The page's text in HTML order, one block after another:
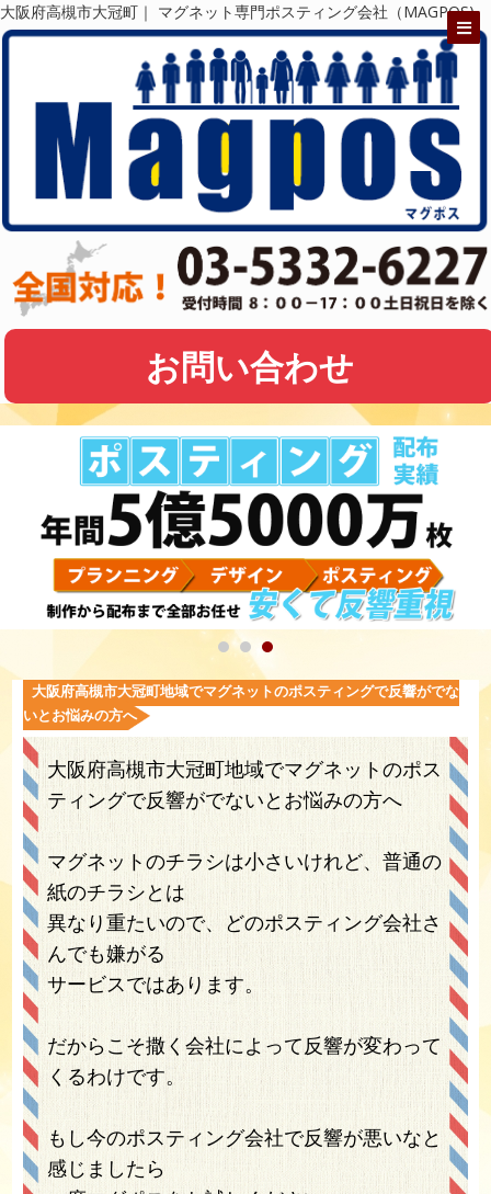
大阪府高槻市大冠町｜ マグネット専門ポスティング会社（MAGPOS)
お問い合わせ
大阪府高槻市大冠町地域でマグネットのポスティングで反響がでな
いとお悩みの方へ
大阪府高槻市大冠町地域でマグネットのポス
ティングで反響がでないとお悩みの方へ
マグネットのチラシは小さいけれど、普通の
紙のチラシとは
異なり重たいので、どのポスティング会社さ
んでも嫌がる
サービスではあります。
だからこそ撒く会社によって反響が変わって
くるわけです。
もし今のポスティング会社で反響が悪いなと
感じましたら